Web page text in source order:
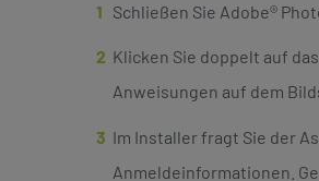
Schließen Sie Adobe®
Klicken Sie doppelt auf
Anweisungen auf dem
Im Installer fragt Sie der
Anmeldeinformationen.